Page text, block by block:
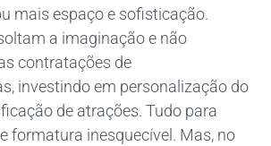
mais espaço e sofisticação.
a imaginação e não
contratações de
investindo em personalização do
de atrações. Tudo para
formatura inesquecível. Mas, no